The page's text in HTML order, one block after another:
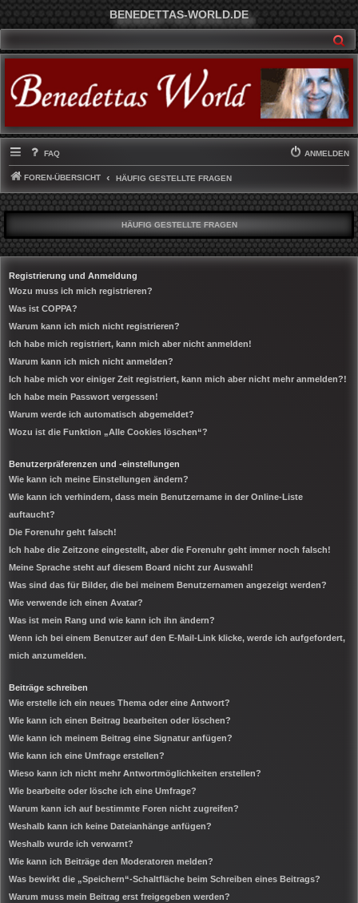
BENEDETTAS-WORLD.DE
FAQ ANMELDEN
FOREN-ÜBERSICHT HÄUFIG GESTELLTE FRAGEN
HÄUFIG GESTELLTE FRAGEN
Registrierung und Anmeldung
Wozu muss ich mich registrieren?
Was ist COPPA?
Warum kann ich mich nicht registrieren?
Ich habe mich registriert, kann mich aber nicht anmelden!
Warum kann ich mich nicht anmelden?
Ich habe mich vor einiger Zeit registriert, kann mich aber nicht mehr anmelden?!
Ich habe mein Passwort vergessen!
Warum werde ich automatisch abgemeldet?
Wozu ist die Funktion „Alle Cookies löschen“?
Benutzerpräferenzen und -einstellungen
Wie kann ich meine Einstellungen ändern?
Wie kann ich verhindern, dass mein Benutzername in der Online-Liste
auftaucht?
Die Forenuhr geht falsch!
Ich habe die Zeitzone eingestellt, aber die Forenuhr geht immer noch falsch!
Meine Sprache steht auf diesem Board nicht zur Auswahl!
Was sind das für Bilder, die bei meinem Benutzernamen angezeigt werden?
Wie verwende ich einen Avatar?
Was ist mein Rang und wie kann ich ihn ändern?
Wenn ich bei einem Benutzer auf den E-Mail-Link klicke, werde ich aufgefordert,
mich anzumelden.
Beiträge schreiben
Wie erstelle ich ein neues Thema oder eine Antwort?
Wie kann ich einen Beitrag bearbeiten oder löschen?
Wie kann ich meinem Beitrag eine Signatur anfügen?
Wie kann ich eine Umfrage erstellen?
Wieso kann ich nicht mehr Antwortmöglichkeiten erstellen?
Wie bearbeite oder lösche ich eine Umfrage?
Warum kann ich auf bestimmte Foren nicht zugreifen?
Weshalb kann ich keine Dateianhänge anfügen?
Weshalb wurde ich verwarnt?
Wie kann ich Beiträge den Moderatoren melden?
Was bewirkt die „Speichern“-Schaltfläche beim Schreiben eines Beitrags?
Warum muss mein Beitrag erst freigegeben werden?